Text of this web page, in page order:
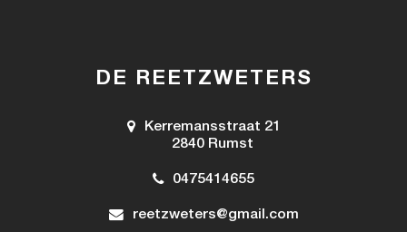
DE REETZWETERS
Kerremansstraat 21
2840 Rumst
0475414655
reetzweters@gmail.com